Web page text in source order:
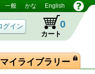
一般 かな English
カート
0
マイライブラリー